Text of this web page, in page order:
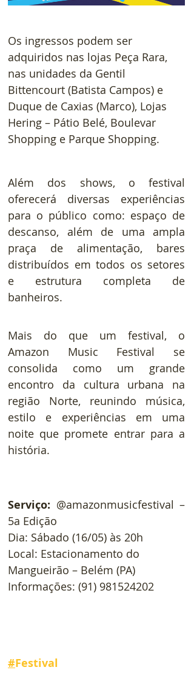
Os ingressos podem ser
adquiridos nas lojas Peça Rara,
nas unidades da Gentil
Bittencourt (Batista Campos) e
Duque de Caxias (Marco), Lojas
Hering – Pátio Belé, Boulevar
Shopping e Parque Shopping.
Além dos shows, o festival
oferecerá diversas experiências
para o público como: espaço de
descanso, além de uma ampla
praça de alimentação, bares
distribuídos em todos os setores
e estrutura completa de
banheiros.
Mais do que um festival, o
Amazon Music Festival se
consolida como um grande
encontro da cultura urbana na
região Norte, reunindo música,
estilo e experiências em uma
noite que promete entrar para a
história.
Serviço: @amazonmusicfestival –
5a Edição
Dia: Sábado (16/05) às 20h
Local: Estacionamento do
Mangueirão – Belém (PA)
Informações: (91) 981524202
#Festival